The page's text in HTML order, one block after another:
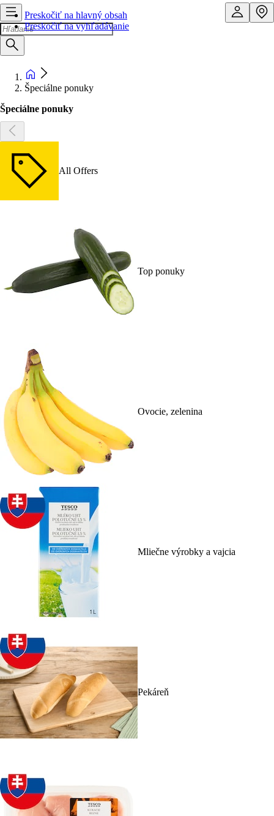
Preskočiť na hlavný obsah
Preskočiť na vyhľadávanie
Špeciálne ponuky
Špeciálne ponuky
All Offers
Top ponuky
Ovocie, zelenina
Mliečne výrobky a vajcia
Pekáreň